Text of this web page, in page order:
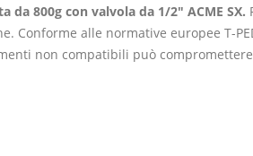
800g con valvola da 1/2″ ACME SX.
Conforme alle normative europee T-
non compatibili può